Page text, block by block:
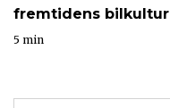
fremtidens bilkultur
5 min